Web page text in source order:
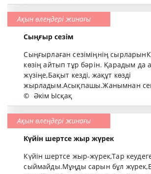
Ақын өлеңдері жинағы
Сыңғыр сезім
Сыңғырлаған сезіміңнің
көзің айтып тұр бәрін. Қарадым да
жүзіңе,Бақыт кезді, жақұт көзді
жырладым.Асықпашы.Жанымнан
© Әкім Ысқақ
Ақын өлеңдері жинағы
Күйін шертсе жыр жүрек
Күйін шертсе жыр-жүрек,Тар
сыймайды.Мұңды сарын бұл